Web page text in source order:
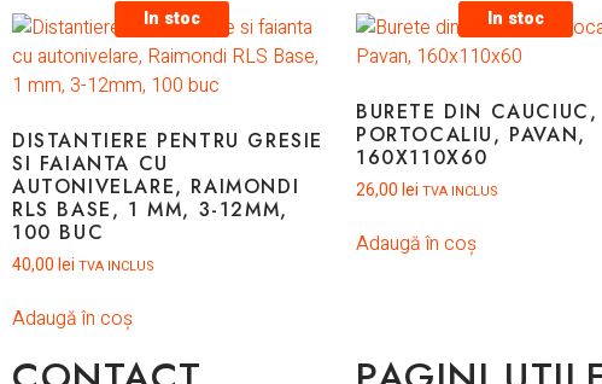
In stoc
DISTANTIERE PENTRU GRESIE
SI FAIANTA CU
AUTONIVELARE, RAIMONDI
RLS BASE, 1 MM, 3-12MM,
100 BUC
40,00 lei TVA INCLUS
Adaugă în coș
In stoc
BURETE DIN CAUCIUC,
PORTOCALIU, PAVAN,
160X110X60
26,00 lei TVA INCLUS
Adaugă în coș